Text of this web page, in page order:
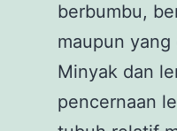
berbumbu,
maupun
Minyak dan
pencernaan